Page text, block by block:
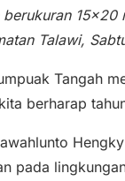
15×20
Talawi,
Tangah
berharap
pada